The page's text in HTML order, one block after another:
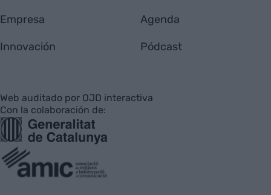
Empresa
Innovación
Agenda
Pódcast
Web auditado por OJD interactiva
Con la colaboración de: